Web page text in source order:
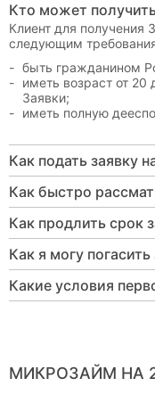
Кто может
Клиент для получения
следующим
быть гражданином
иметь возраст от 20
Заявки;
иметь полную
Как подать заявку
Как быстро
Как продлить срок
Как я могу погасить
Какие условия
МИКРОЗАЙМ НА